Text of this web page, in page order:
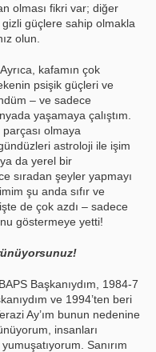
olması fikri var; diğer
güçlere sahip olmakla
olun.
kafamın çok
psişik güçleri ve
– ve sadece
yaşamaya çalıştım.
olmaya
astroloji ile işim
da yerel bir
sıradan şeyler yapmayı
şu anda sıfır ve
de çok azdı – sadece
göstermeye yetti!
Başkanıydım, 1984-7
ve 1994’ten beri
Ay’ım bunun nedenine
insanları
Sanırım